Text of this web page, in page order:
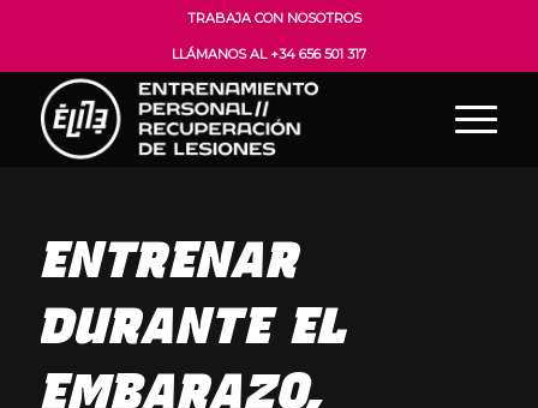
TRABAJA CON NOSOTROS
LLÁMANOS AL +34 656 501 317
ENTRENAR
DURANTE EL
EMBARAZO,